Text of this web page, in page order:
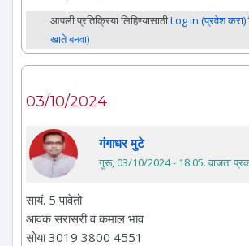
आपली प्रतिक्रिया लिहिण्यासाठीLog in (प्रवेश करा)
खाते बनवा)
03/10/2024
गंगाधर मुटे
गुरू, 03/10/2024 - 18:05. वाजता
सायं. 5 पावेतो
आवक सरासरी व कमाल भाव
सोया 3019 3800 4551